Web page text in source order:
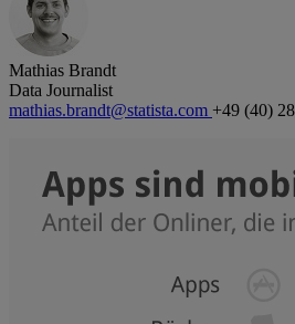
Mathias Brandt
Data Journalist
mathias.brandt@statista.com +49 (40)